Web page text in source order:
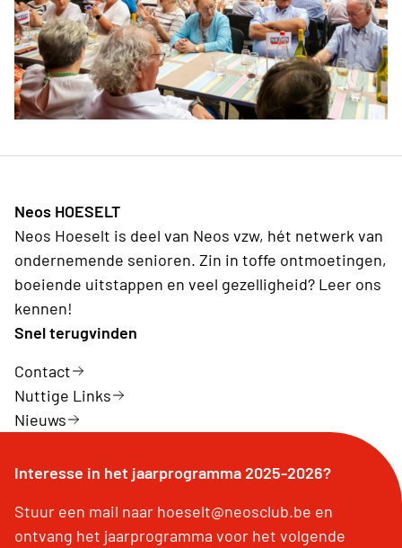
Neos HOESELT
Neos Hoeselt is deel van Neos vzw, hét netwerk van
ondernemende senioren. Zin in toffe ontmoetingen,
boeiende uitstappen en veel gezelligheid? Leer ons
kennen!
Snel terugvinden
Contact
Nuttige Links
Nieuws
Interesse in het jaarprogramma 2025-2026?
Stuur een mail naar hoeselt@neosclub.be en
ontvang het jaarprogramma voor het volgende